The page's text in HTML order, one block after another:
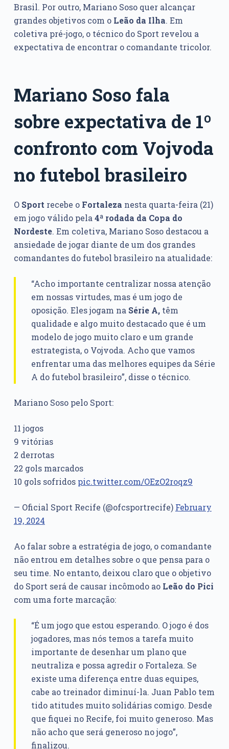
Brasil. Por outro, Mariano Soso quer alcançar
grandes objetivos com o Leão da Ilha. Em
coletiva pré-jogo, o técnico do Sport revelou a
expectativa de encontrar o comandante tricolor.
Mariano Soso fala
sobre expectativa de 1º
confronto com Vojvoda
no futebol brasileiro
O Sport recebe o Fortaleza nesta quarta-feira (21)
em jogo válido pela4ª rodada da Copa do
Nordeste. Em coletiva, Mariano Soso destacou a
ansiedade de jogar diante de um dos grandes
comandantes do futebol brasileiro na atualidade:
“Acho importante centralizar nossa atenção
em nossas virtudes, mas é um jogo de
oposição. Eles jogam naSérie A,têm
qualidade e algo muito destacado que é um
modelo de jogo muito claro e um grande
estrategista, o Vojvoda. Acho que vamos
enfrentar uma das melhores equipes da Série
A do futebol brasileiro”, disse o técnico.
Mariano Soso pelo Sport:
11 jogos
9 vitórias
2 derrotas
22 gols marcados
10 gols sofridos pic.twitter.com/OEzO2roqz9
— Oficial Sport Recife (@ofcsportrecife) February
19, 2024
Ao falar sobre a estratégia de jogo, o comandante
não entrou em detalhes sobre o que pensa para o
seu time. No entanto, deixou claro que o objetivo
do Sport será de causar incômodo aoLeão do Pici
com uma forte marcação:
“É um jogo que estou esperando. O jogo é dos
jogadores, mas nós temos a tarefa muito
importante de desenhar um plano que
neutraliza e possa agredir o Fortaleza. Se
existe uma diferença entre duas equipes,
cabe ao treinador diminuí-la. Juan Pablo tem
tido atitudes muito solidárias comigo. Desde
que fiquei no Recife, foi muito generoso. Mas
não acho que será generoso no jogo”,
finalizou.